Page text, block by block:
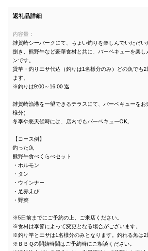
返礼品詳細
内容量：
雑賀崎シーパークにて、ちょい釣りを楽しんでいただ
捌き、熊野牛など豪華食材と共に、バーベキューを楽し
ンです。
貸竿・釣りエサ代込（釣りは1名様分のみ）どの魚でも
ます。
※釣りは9:00～16:00 迄
雑賀崎漁港を一望できるテラスにて、バーベキューをお
様分）
冬季や悪天候時には、店内でもバーベキューOK。
【コース例】
釣った魚
熊野牛食べくらべセット
・ホルモン
・タン
・ウインナー
・足赤えび
・野菜
※5日前までにご予約の上、ご来店ください。
※食材は季節によって変更となる場合がございます。
※釣り竿とエサは1名様分のみとなります。釣れる魚は2
※ＢＢＱの開始時間はご予約時にご相談ください。